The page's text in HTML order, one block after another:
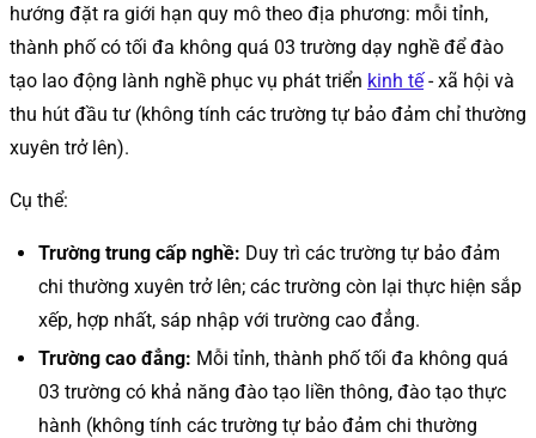
hướng đặt ra giới hạn quy mô theo địa phương: mỗi tỉnh,
thành phố có tối đa không quá 03 trường dạy nghề để đào
tạo lao động lành nghề phục vụ phát triển kinh tế- xã hội và
thu hút đầu tư (không tính các trường tự bảo đảm chỉ thường
xuyên trở lên).
Cụ thể:
Trường trung cấp nghề: Duy trì các trường tự bảo đảm
chi thường xuyên trở lên; các trường còn lại thực hiện sắp
xếp, hợp nhất, sáp nhập với trường cao đẳng.
Trường cao đẳng: Mỗi tỉnh, thành phố tối đa không quá
03 trường có khả năng đào tạo liền thông, đào tạo thực
hành (không tính các trường tự bảo đảm chi thường